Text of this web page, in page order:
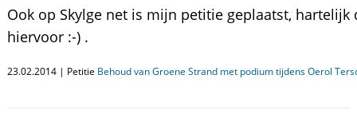
Ook op Skylge net is mijn petitie geplaatst, hartelijk
hiervoor :-) .
23.02.2014 | Petitie Behoud van Groene Strand met podium tijdens Oerol